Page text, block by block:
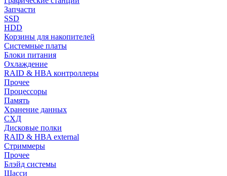
Запчасти
SSD
HDD
Корзины для накопителей
Системные платы
Блоки питания
Охлаждение
RAID & HBA контроллеры
Прочее
Процессоры
Память
Хранение данных
СХД
Дисковые полки
RAID & HBA external
Стриммеры
Прочее
Блэйд системы
Шасси